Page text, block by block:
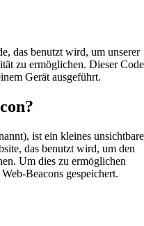
das benutzt wird, um unserer
zu ermöglichen. Dieser Code
Gerät ausgeführt.
ist ein kleines
das benutzt wird, um den
Um dies zu ermöglichen
Beacons gespeichert.